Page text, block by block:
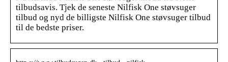
tilbudsavis. Tjek de seneste Nilfisk One støvsuger
tilbud og nyd de billigste Nilfisk One støvsuger tilbud
til de bedste priser.